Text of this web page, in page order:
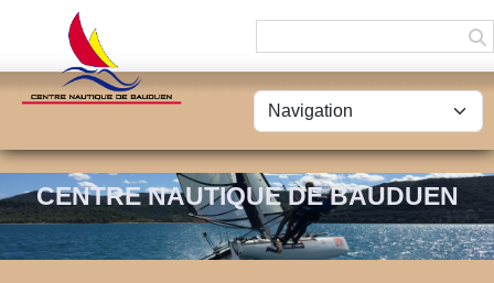
CENTRE NAUTIQUE DE BAUDUEN
Panneau de gestion des cookies